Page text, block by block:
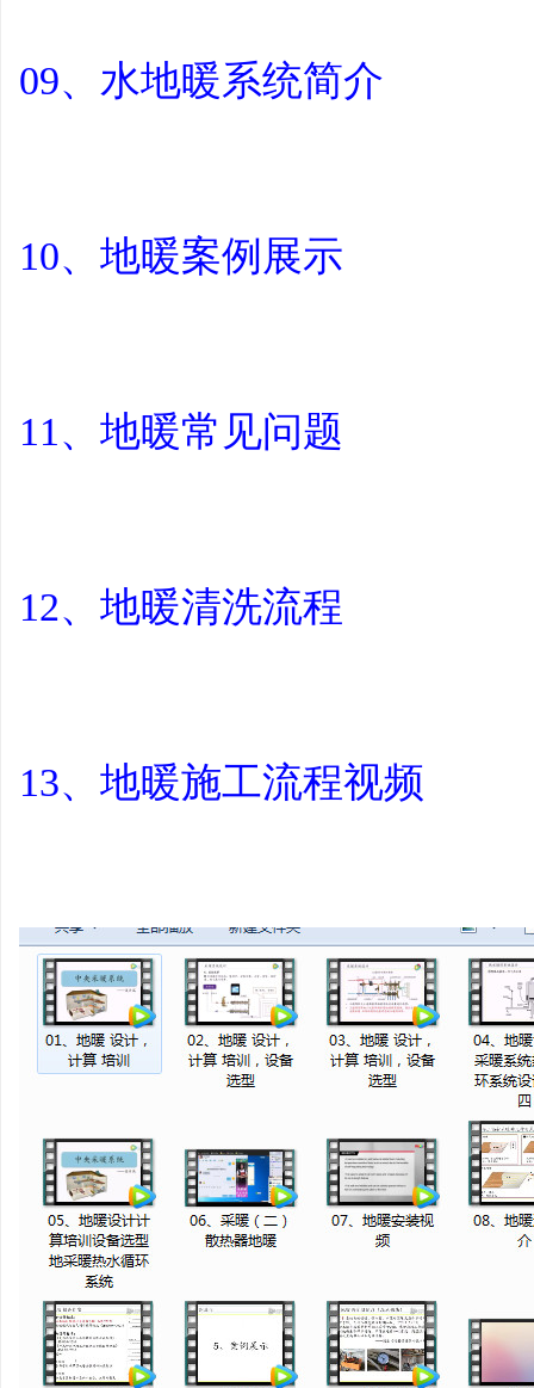
09、水地暖系统简介
10、地暖案例展示
11、地暖常见问题
12、地暖清洗流程
13、地暖施工流程视频